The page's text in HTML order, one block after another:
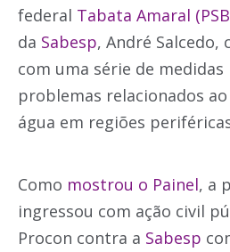
federal Tabata Amaral
da Sabesp, André
com uma série de
problemas relacionados
água em regiões
Como mostrou o Painel, a
ingressou com ação civil
Procon contra a Sabesp